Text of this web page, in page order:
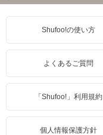
Shufoo!の使い方
よくあるご質問
「Shufoo!」利用規約
個人情報保護方針